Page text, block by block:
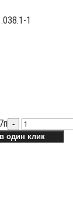
1
-
один клик